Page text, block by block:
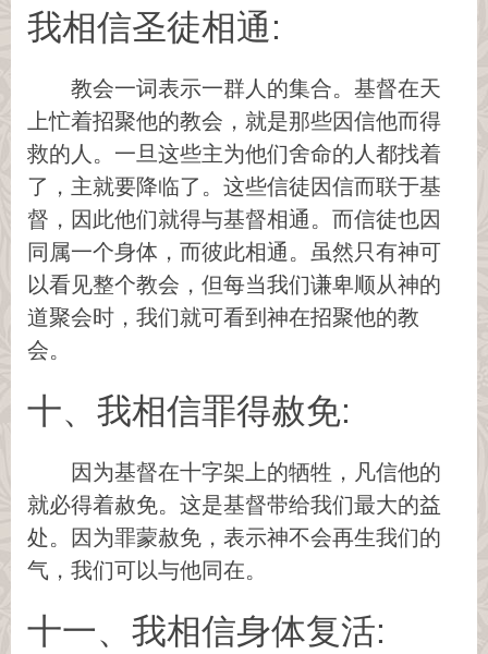
我相信圣徒相通:
教会一词表示一群人的集合。基督在天
上忙着招聚他的教会，就是那些因信他而得
救的人。一旦这些主为他们舍命的人都找着
了，主就要降临了。这些信徒因信而联于基
督，因此他们就得与基督相通。而信徒也因
同属一个身体，而彼此相通。虽然只有神可
以看见整个教会，但每当我们谦卑顺从神的
道聚会时，我们就可看到神在招聚他的教
会。
十、我相信罪得赦免:
因为基督在十字架上的牺牲，凡信他的
就必得着赦免。这是基督带给我们最大的益
处。因为罪蒙赦免，表示神不会再生我们的
气，我们可以与他同在。
十一、我相信身体复活: